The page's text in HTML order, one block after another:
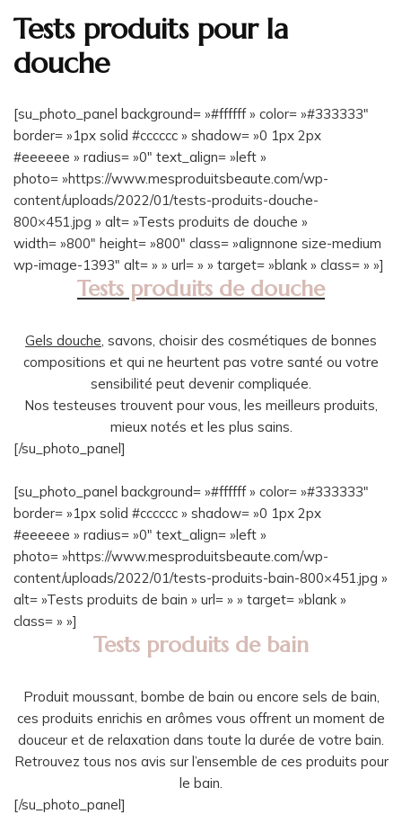
Tests produits pour la
douche
[su_photo_panel background= »#ffffff » color= »#333333″
border= »1px solid #cccccc » shadow= »0 1px 2px
#eeeeee » radius= »0″ text_align= »left »
photo= »https://www.mesproduitsbeaute.com/wp-
content/uploads/2022/01/tests-produits-douche-
800×451.jpg » alt= »Tests produits de douche »
width= »800″ height= »800″ class= »alignnone size-medium
wp-image-1393″ alt= » » url= » » target= »blank » class= » »]
Tests produits de douche
Gels douche, savons, choisir des cosmétiques de bonnes
compositions et qui ne heurtent pas votre santé ou votre
sensibilité peut devenir compliquée.
Nos testeuses trouvent pour vous, les meilleurs produits,
mieux notés et les plus sains.
[/su_photo_panel]
[su_photo_panel background= »#ffffff » color= »#333333″
border= »1px solid #cccccc » shadow= »0 1px 2px
#eeeeee » radius= »0″ text_align= »left »
photo= »https://www.mesproduitsbeaute.com/wp-
content/uploads/2022/01/tests-produits-bain-800×451.jpg »
alt= »Tests produits de bain » url= » » target= »blank »
class= » »]
Tests produits de bain
Produit moussant, bombe de bain ou encore sels de bain,
ces produits enrichis en arômes vous offrent un moment de
douceur et de relaxation dans toute la durée de votre bain.
Retrouvez tous nos avis sur l’ensemble de ces produits pour
le bain.
[/su_photo_panel]